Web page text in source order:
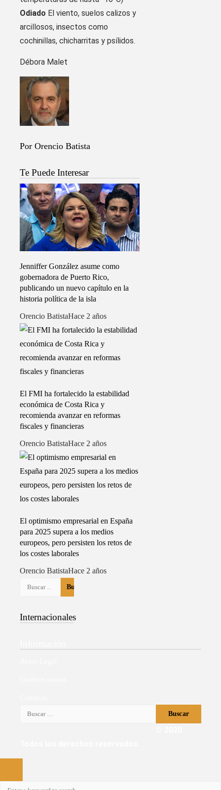
Odiado El viento, suelos calizos y
arcillosos, insectos como
cochinillas, chicharritas y psílidos.
Débora Malet
Por Orencio Batista
Te Puede Interesar
Jenniffer González asume como
gobernadora de Puerto Rico,
publicando un nuevo capítulo en la
historia política de la isla
Orencio BatistaHace 2 años
El FMI ha fortalecido la estabilidad
económica de Costa Rica y
recomienda avanzar en reformas
fiscales y financieras
Orencio BatistaHace 2 años
El optimismo empresarial en España
para 2025 supera a los medios
europeos, pero persisten los retos de
los costes laborales
Orencio BatistaHace 2 años
Buscar:
Internacionales
Buscar: